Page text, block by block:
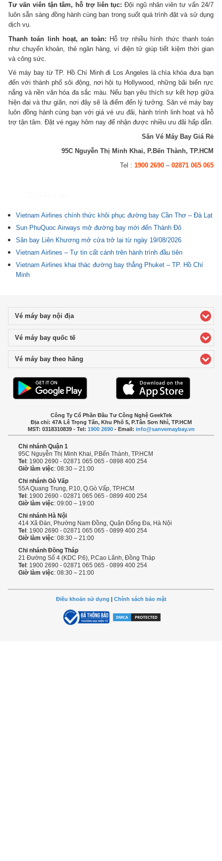
Tư vấn viên tận tâm, hỗ trợ liên tục: Đội ngũ nhân viên tư vấn 24/7
luôn sẵn sàng đồng hành cùng bạn trong suốt quá trình đặt và sử dụng
dịch vụ.
Thanh toán linh hoạt, an toàn: Hỗ trợ nhiều hình thức thanh toán
như chuyển khoản, thẻ ngân hàng, ví điện tử giúp tiết kiệm thời gian
và công sức.
Vé máy bay từ TP. Hồ Chí Minh đi Los Angeles là chìa khóa đưa bạn
đến với thành phố sôi động, nơi hội tụ Hollywood, những bãi biển rực
nắng và nền văn hóa đa sắc màu. Nếu bạn yêu thích sự kết hợp giữa
hiện đại và thư giãn, nơi đây sẽ là điểm đến lý tưởng. Săn vé máy bay
luôn đồng hành cùng bạn với giá vé ưu đãi, hành trình linh hoạt và hỗ
trợ tận tâm. Đặt vé ngay hôm nay để nhận được nhiều ưu đãi hấp dẫn.
Săn Vé Máy Bay Giá Rẻ
95C Nguyễn Thị Minh Khai, P.Bến Thành, TP.HCM
Tel : 1900 2690– 02871 065 065
Vietnam Airlines chính thức khôi phục đường bay Cần Thơ – Đà Lạt
Sun PhuQuoc Airways mở đường bay mới đến Thành Đô
Sân bay Liên Khương mở cửa trở lại từ ngày 19/08/2026
Vietnam Airlines – Tự tin cất cánh trên hành trình đầu tiên
Vietnam Airlines khai thác đường bay thẳng Phuket – TP. Hồ Chí
Minh
Vé máy bay nội địaclick to expand contents
Vé máy bay quốc tếclick to expand contents
Vé máy bay theo hãng
Công Ty Cổ Phần Đầu Tư Công Nghệ GeekTek
Địa chỉ: 47A Lê Trọng Tấn, Khu Phố 5, P.Tân Sơn Nhì, TP.HCM
MST: 0318310839 - Tel: 1900 2690- Email: info@sanvemaybay.vn
Chi nhánh Quận 1
95C Nguyễn Thị Minh Khai, P.Bến Thành, TP.HCM
Tel : 1900 2690 - 02871 065 065 - 0898 400 254
Giờ làm việc: 08:30 – 21:00
Chi nhánh Gò Vấp
55A Quang Trung, P.10, Q.Gò Vấp, TP.HCM
Tel : 1900 2690 - 02871 065 065 - 0899 400 254
Giờ làm việc: 09:00 – 19:00
Chi nhánh Hà Nội
414 Xã Đàn, Phường Nam Đồng, Quận Đống Đa, Hà Nội
Tel : 1900 2690 - 02871 065 065 - 0899 400 254
Giờ làm việc: 08:30 – 21:00
Chi nhánh Đồng Tháp
21 Đường Số 4 (KDC P.6), P.Cao Lãnh, Đồng Tháp
Tel : 1900 2690 - 02871 065 065 - 0899 400 254
Giờ làm việc: 08:30 – 21:00
Điều khoản sử dụng | Chính sách bảo mật